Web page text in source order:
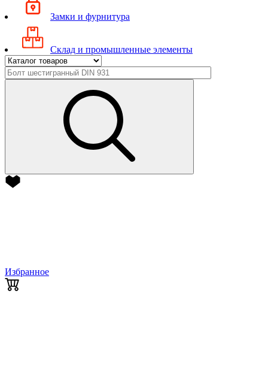
Замки и фурнитура
Склад и промышленные элементы
Избранное